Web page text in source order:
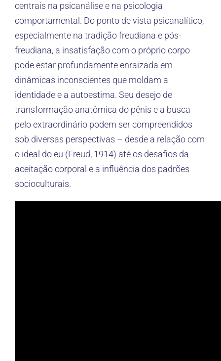
centrais na psicanálise e na psicologia
comportamental. Do ponto de vista psicanalítico,
especialmente na tradição freudiana e pós-
freudiana, a insatisfação com o próprio corpo
pode estar profundamente enraizada em
dinâmicas inconscientes que moldam a
identidade e a autoestima. Seu desejo de
transformação anatômica do pênis e a busca
pelo extraordinário podem ser compreendidos
sob diversas perspectivas – desde a relação com
o ideal do eu (Freud, 1914) até os desafios da
aceitação corporal e a influência dos padrões
socioculturais.